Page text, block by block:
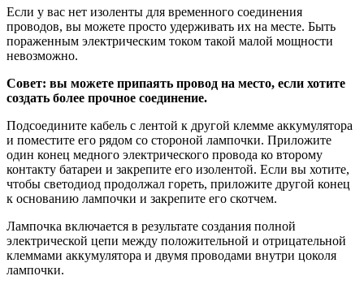
Если у вас нет изоленты для временного соединения
проводов, вы можете просто удерживать их на месте. Быть
пораженным электрическим током такой малой мощности
невозможно.
Совет: вы можете припаять провод на место, если хотите
создать более прочное соединение.
Подсоедините кабель с лентой к другой клемме аккумулятора
и поместите его рядом со стороной лампочки. Приложите
один конец медного электрического провода ко второму
контакту батареи и закрепите его изолентой. Если вы хотите,
чтобы светодиод продолжал гореть, приложите другой конец
к основанию лампочки и закрепите его скотчем.
Лампочка включается в результате создания полной
электрической цепи между положительной и отрицательной
клеммами аккумулятора и двумя проводами внутри цоколя
лампочки.